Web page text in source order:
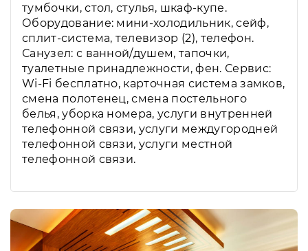
тумбочки, стол, стулья, шкаф-купе.
Оборудование: мини-холодильник, сейф,
сплит-система, телевизор (2), телефон.
Санузел: с ванной/душем, тапочки,
туалетные принадлежности, фен. Сервис:
Wi-Fi бесплатно, карточная система замков,
смена полотенец, смена постельного
белья, уборка номера, услуги внутренней
телефонной связи, услуги междугородней
телефонной связи, услуги местной
телефонной связи.